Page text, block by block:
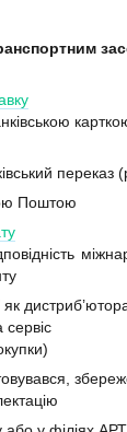
карткою
переказ
Поштою
сервіс